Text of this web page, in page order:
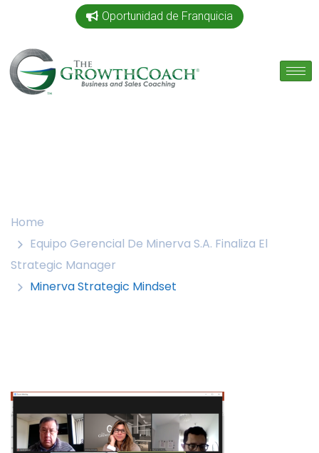
Oportunidad de Franquicia
Home
Equipo Gerencial De Minerva S.A. Finaliza El
Strategic Manager
Minerva Strategic Mindset